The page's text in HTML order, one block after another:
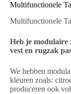
Multifunctionele
Multifunctionele
Heb je modulaire
vest en rugzak
We hebben
kleuren zoals:
produceren ook